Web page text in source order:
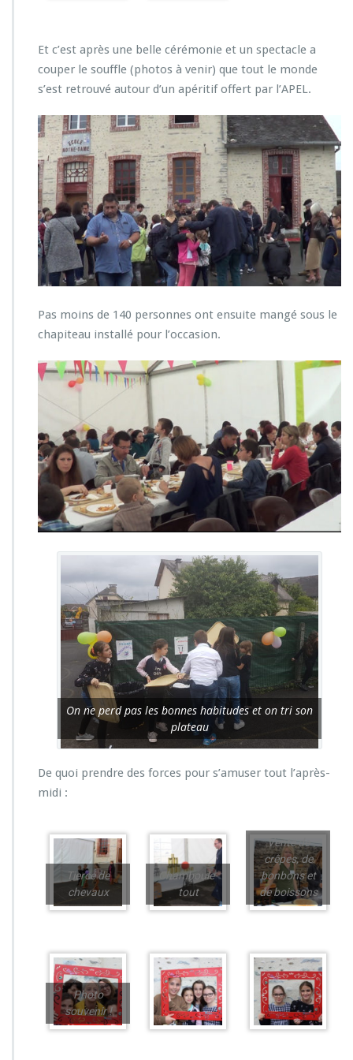
Et c’est après une belle cérémonie et un spectacle a
couper le souffle (photos à venir) que tout le monde
s’est retrouvé autour d’un apéritif offert par l’APEL.
Pas moins de 140 personnes ont ensuite mangé sous le
chapiteau installé pour l’occasion.
On ne perd pas les bonnes habitudes et on tri son
plateau
De quoi prendre des forces pour s’amuser tout l’après-
midi :
Tiercé de
chevaux
Chamboule-
tout
Vente de
crêpes, de
bonbons et
de boissons
Photo
souvenir !